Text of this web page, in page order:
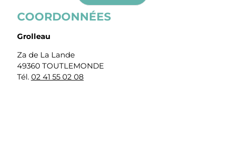
COORDONNÉES
Grolleau
Za de La Lande
49360 TOUTLEMONDE
Tél. 02 41 55 02 08